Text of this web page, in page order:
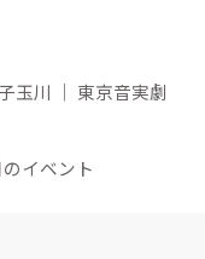
玉川 ｜ 東京音実劇
イベント